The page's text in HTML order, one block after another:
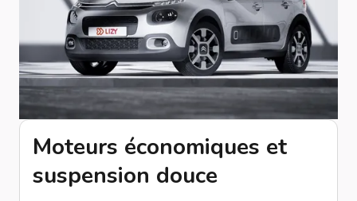
Moteurs économiques et
suspension douce